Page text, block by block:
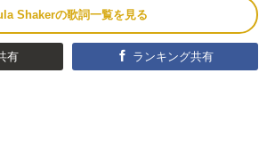
Shakerの歌詞一覧を見る
有 ランキング共有